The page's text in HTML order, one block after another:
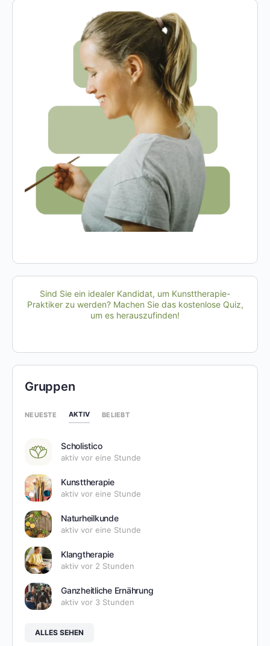
Sind Sie ein idealer Kandidat, um Kunsttherapie-
Praktiker zu werden? Machen Sie das kostenlose Quiz,
um es herauszufinden!
Gruppen
NEUESTE AKTIV BELIEBT
Scholistico
aktiv vor eine Stunde
Kunsttherapie
aktiv vor eine Stunde
Naturheilkunde
aktiv vor eine Stunde
Klangtherapie
aktiv vor 2 Stunden
Ganzheitliche Ernährung
aktiv vor 3 Stunden
ALLES SEHEN